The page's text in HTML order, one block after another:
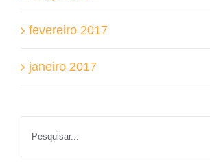
fevereiro 2017
janeiro 2017